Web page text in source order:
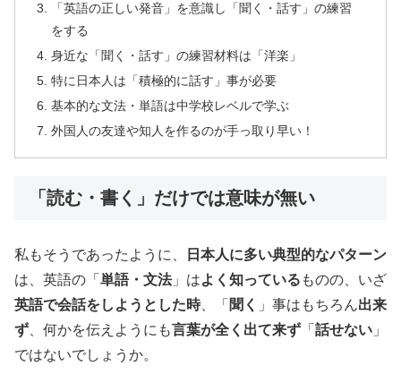
「英語の正しい発音」を意識し「聞く・話す」の練習
をする
身近な「聞く・話す」の練習材料は「洋楽」
特に日本人は「積極的に話す」事が必要
基本的な文法・単語は中学校レベルで学ぶ
外国人の友達や知人を作るのが手っ取り早い！
「読む・書く」だけでは意味が無い
私もそうであったように、
日本人に多い典型的なパターン
は、英語の「 単語・文法」はよく知っている ものの、いざ
英語で会話をしようとした時、「 聞く 」事はもちろん出来
ず 、何かを伝えようにも言葉が全く出て来ず 「 話せない 」
ではないでしょうか。